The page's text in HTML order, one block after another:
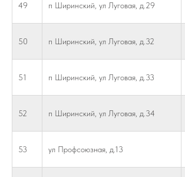
49 п Ширинский, ул Луговая, д.29
50 п Ширинский, ул Луговая, д.32
51 п Ширинский, ул Луговая, д.33
52 п Ширинский, ул Луговая, д.34
53 ул Профсоюзная, д.13